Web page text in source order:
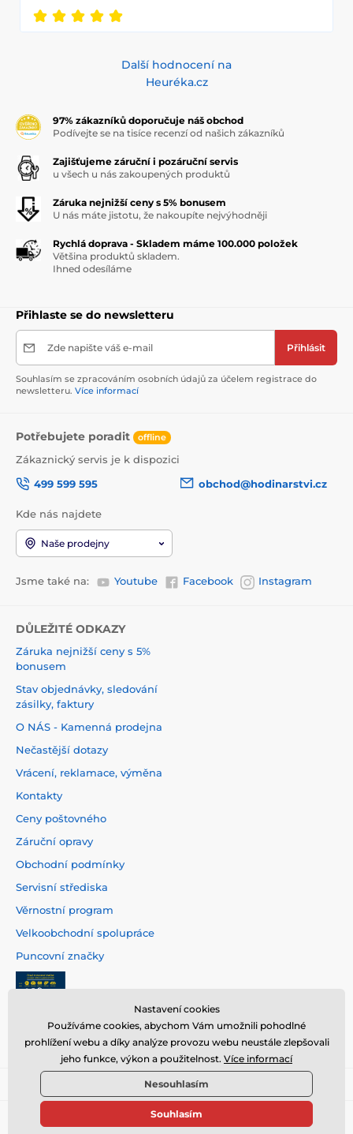
Další hodnocení na
Heuréka.cz
97% zákazníků doporučuje náš obchod
Podívejte se na tisíce recenzí od našich zákazníků
Zajišťujeme záruční i pozáruční servis
u všech u nás zakoupených produktů
Záruka nejnižší ceny s 5% bonusem
U nás máte jistotu, že nakoupíte nejvýhodněji
Rychlá doprava - Skladem máme 100.000 položek
Většina produktů skladem.
Ihned odesíláme
Přihlaste se do newsletteru
Zde napište váš e-mail Přihlásit
Souhlasím se zpracováním osobních údajů za účelem registrace do
newsletteru. Více informací
Potřebujete poradit offline
Zákaznický servis je k dispozici
499 599 595
obchod@hodinarstvi.cz
Kde nás najdete
Naše prodejny
Jsme také na: Youtube Facebook Instagram
DŮLEŽITÉ ODKAZY
Záruka nejnižší ceny s 5%
bonusem
Stav objednávky, sledování
zásilky, faktury
O NÁS - Kamenná prodejna
Nečastější dotazy
Vrácení, reklamace, výměna
Kontakty
Ceny poštovného
Záruční opravy
Obchodní podmínky
Servisní střediska
Věrnostní program
Velkoobchodní spolupráce
Puncovní značky
© 2026 www.hodinarstvi.cz ⦁ E-shop vytvořila SIMPLIA.cz
Nastavení cookies
Používáme cookies, abychom Vám umožnili pohodlné
prohlížení webu a díky analýze provozu webu neustále zlepšovali
jeho funkce, výkon a použitelnost. Více informací
Nesouhlasím
Souhlasím